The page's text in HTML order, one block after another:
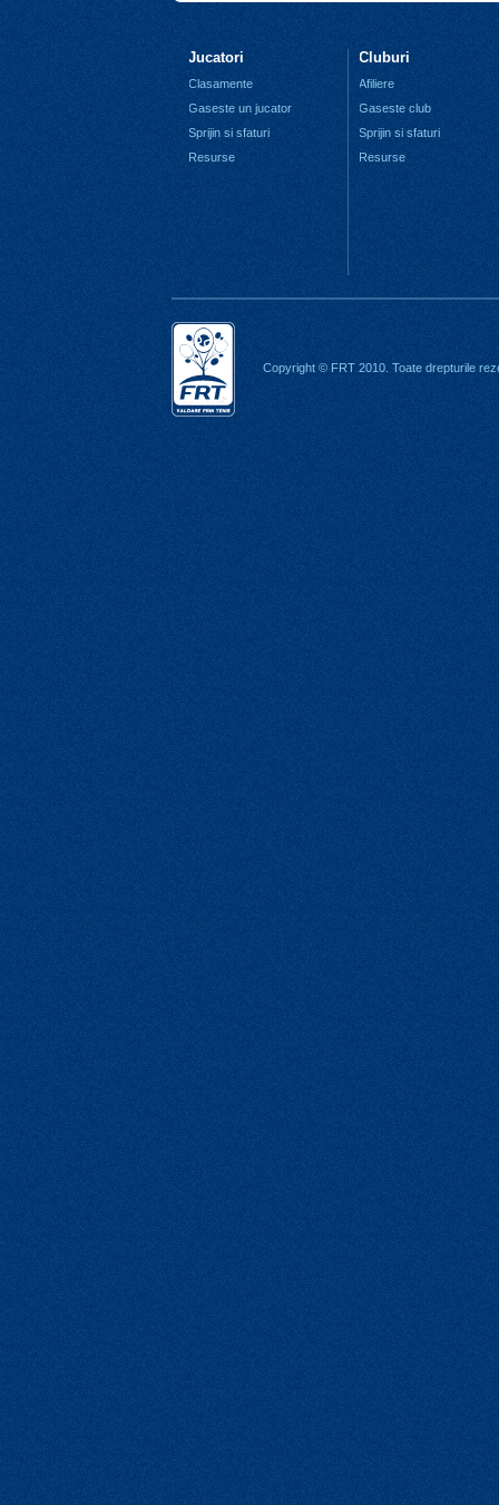
Jucatori
Clasamente
Gaseste un jucator
Sprijin si sfaturi
Resurse
Cluburi
Afiliere
Gaseste club
Sprijin si sfaturi
Resurse
Copyright © FRT 2010. Toate drepturile